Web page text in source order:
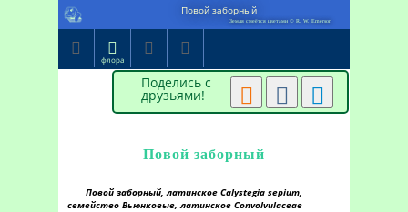
Повой заборный
Земля смеётся цветами © R. W. Emerson
 
флора
 
  
Поделись с
друзьями!
Повой заборный
Повой заборный, латинское Calystegia sepium,
семейство Вьюнковые, латинское Convolvulaceae